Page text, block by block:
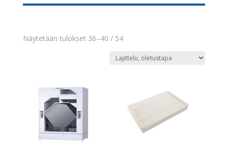
Näytetään tulokset 36–40 / 54